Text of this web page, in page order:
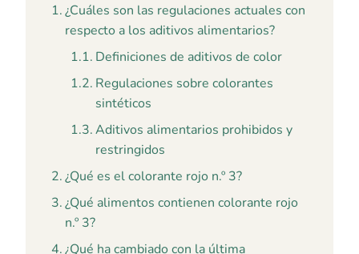
¿Cuáles son las regulaciones actuales con
respecto a los aditivos alimentarios?
Definiciones de aditivos de color
Regulaciones sobre colorantes
sintéticos
Aditivos alimentarios prohibidos y
restringidos
¿Qué es el colorante rojo n.º 3?
¿Qué alimentos contienen colorante rojo
n.º 3?
¿Qué ha cambiado con la última